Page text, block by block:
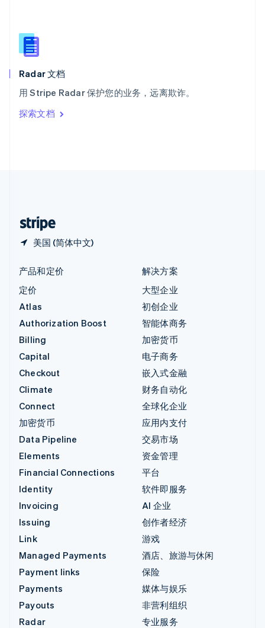
Radar 文档
用 Stripe Radar 保护您的业务，远离欺诈。
探索文档
美国 (简体中文)
新西兰
English
匈牙利
English
ItalianoEnglish
印度
English
产品和定价
定价
Atlas
Authorization Boost
Billing
Capital
Checkout
Climate
Connect
加密货币
Data Pipeline
Elements
Financial Connections
Identity
Invoicing
Issuing
Link
Managed Payments
Payment links
Payments
Payouts
Radar
解决方案
大型企业
初创企业
智能体商务
加密货币
电子商务
嵌入式金融
财务自动化
全球化企业
应用内支付
交易市场
资金管理
平台
软件即服务
AI 企业
创作者经济
游戏
酒店、旅游与休闲
保险
媒体与娱乐
非营利组织
专业服务